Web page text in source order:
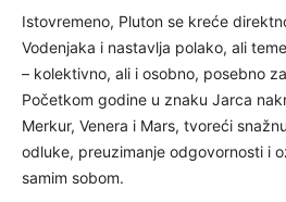
Istovremeno, Pluton se kreće
Vodenjaka i nastavlja polako, ali
– kolektivno, ali i osobno, posebno
Početkom godine u znaku Jarca
Merkur, Venera i Mars, tvoreći
odluke, preuzimanje odgovornosti i
samim sobom.